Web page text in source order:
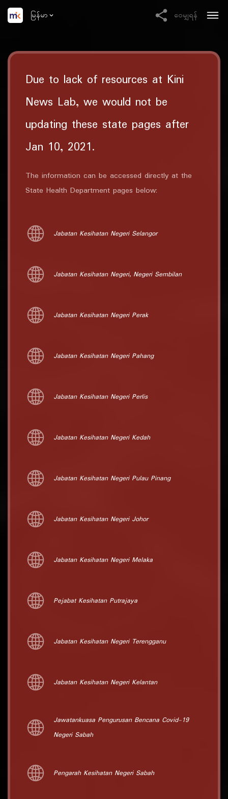
မြန်မာ ဝေမျှရန်
Due to lack of resources at Kini
News Lab, we would not be
updating these state pages after
Jan 10, 2021.
The information can be accessed directly at the
State Health Department pages below:
Jabatan Kesihatan Negeri Selangor
Jabatan Kesihatan Negeri, Negeri Sembilan
Jabatan Kesihatan Negeri Perak
Jabatan Kesihatan Negeri Pahang
Jabatan Kesihatan Negeri Perlis
Jabatan Kesihatan Negeri Kedah
Jabatan Kesihatan Negeri Pulau Pinang
Jabatan Kesihatan Negeri Johor
Jabatan Kesihatan Negeri Melaka
Pejabat Kesihatan Putrajaya
Jabatan Kesihatan Negeri Terengganu
Jabatan Kesihatan Negeri Kelantan
Jawatankuasa Pengurusan Bencana Covid-19
Negeri Sabah
Pengarah Kesihatan Negeri Sabah